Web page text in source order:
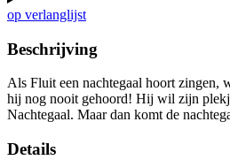
op verlanglijst
Beschrijving
Als Fluit een nachtegaal hoort zingen,
hij nog nooit gehoord! Hij wil zijn
Nachtegaal. Maar dan komt de
Details